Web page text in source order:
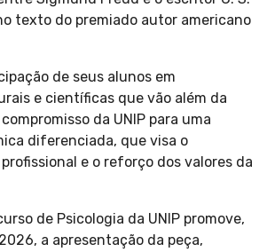
texto do premiado autor americano
de seus alunos em
e científicas que vão além da
da UNIP para uma
diferenciada, que visa o
e o reforço dos valores da
de Psicologia da UNIP promove,
a apresentação da peça,